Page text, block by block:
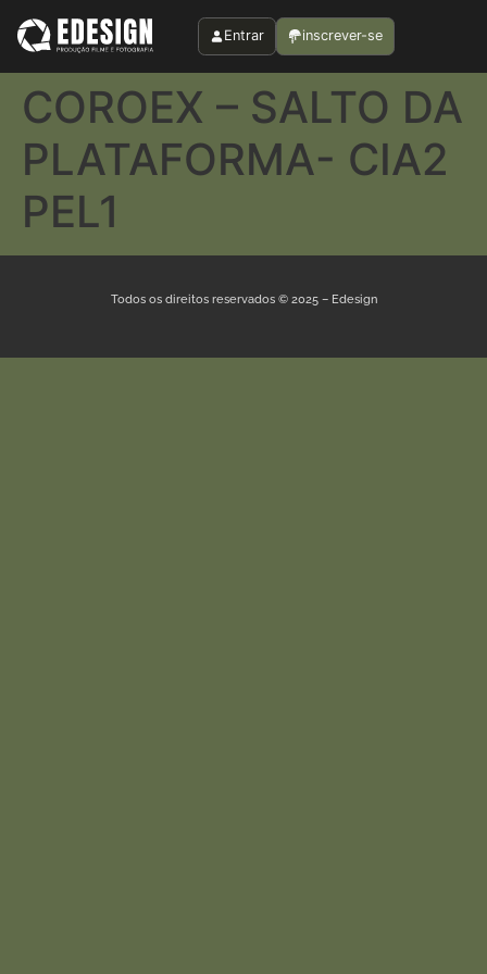
Entrar inscrever-se
COROEX – SALTO DA
PLATAFORMA- CIA2
PEL1
Todos os direitos reservados © 2025 – Edesign